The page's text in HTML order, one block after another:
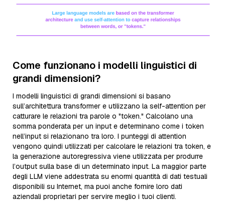
Come funzionano i modelli linguistici di
grandi dimensioni?
I modelli linguistici di grandi dimensioni si basano
sull’architettura transformer e utilizzano la self-attention per
catturare le relazioni tra parole o "token." Calcolano una
somma ponderata per un input e determinano come i token
nell’input si relazionano tra loro. I punteggi di attention
vengono quindi utilizzati per calcolare le relazioni tra token, e
la generazione autoregressiva viene utilizzata per produrre
l’output sulla base di un determinato input. La maggior parte
degli LLM viene addestrata su enormi quantità di dati testuali
disponibili su Internet, ma puoi anche fornire loro dati
aziendali proprietari per servire meglio i tuoi clienti.